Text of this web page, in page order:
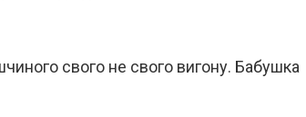
свого не свого вигону. Бабушка